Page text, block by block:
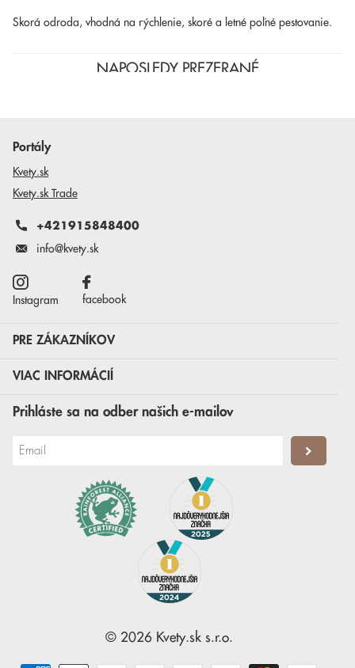
Skorá odroda, vhodná na rýchlenie, skoré a letné poľné pestovanie.
NAPOSLEDY PREZERANÉ
Portály
Kvety.sk
Kvety.sk Trade
+421915848400
info@kvety.sk
Instagram facebook
PRE ZÁKAZNÍKOV
VIAC INFORMÁCIÍ
Prihláste sa na odber našich e-mailov
© 2026 Kvety.sks.r.o.